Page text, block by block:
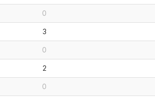
0
3
0
2
0